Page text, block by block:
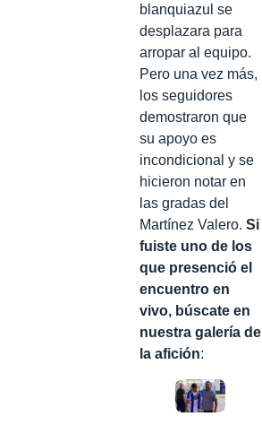
blanquiazul se
desplazara para
arropar al equipo.
Pero una vez más,
los seguidores
demostraron que
su apoyo es
incondicional y se
hicieron notar en
las gradas del
Martínez Valero. Si
fuiste uno de los
que presenció el
encuentro en
vivo, búscate en
nuestra galería de
la afición: